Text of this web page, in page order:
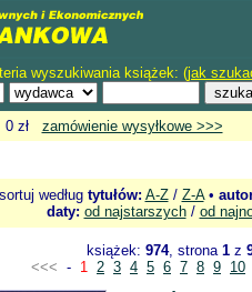
wyszukiwania książek: (jak
zł zamówienie wysyłkowe >>>
sortuj według tytułów: A-Z/ Z-A•
daty: od najstarszych/ od
książek: 974, strona 1 z
<<< - 1 2 3 4 5 6 7 8 9 10